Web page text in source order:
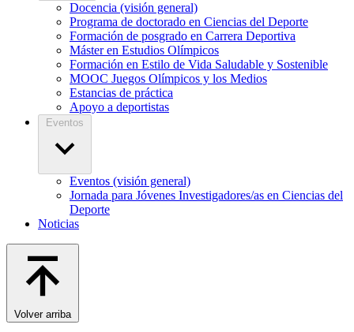
Docencia (visión general)
Programa de doctorado en Ciencias del Deporte
Formación de posgrado en Carrera Deportiva
Máster en Estudios Olímpicos
Formación en Estilo de Vida Saludable y Sostenible
MOOC Juegos Olímpicos y los Medios
Estancias de práctica
Apoyo a deportistas
Eventos
Eventos (visión general)
Jornada para Jóvenes Investigadores/as en Ciencias del
Deporte
Noticias
Volver arriba